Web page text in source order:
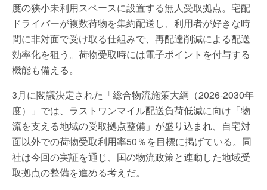
度の狭小未利用スペースに設置する無人受取拠点。宅配
ドライバーが複数荷物を集約配送し、利用者が好きな時
間に非対面で受け取る仕組みで、再配達削減による配送
効率化を狙う。荷物受取時には電子ポイントを付与する
機能も備える。
3月に閣議決定された「総合物流施策大綱（2026-2030年
度）」では、ラストワンマイル配送負荷低減に向け「物
流を支える地域の受取拠点整備」が盛り込まれ、自宅対
面以外での荷物受取利用率50％を目標に掲げている。同
社は今回の実証を通じ、国の物流政策と連動した地域受
取拠点の整備を進める考えだ。